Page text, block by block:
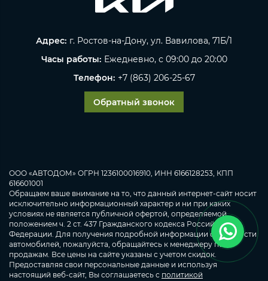
Адрес: г. Ростов-на-Дону, ул. Вавилова, 71Б/1
Часы работы: Ежедневно, с 09:00 до 20:00
Телефон: +7 (863) 206-25-67
Обратный звонок
ООО «АВТОДОМ» ОГРН 1236100016910, ИНН 6166128253, КПП
616601001
Обращаем ваше внимание на то, что данный интернет-сайт носит
исключительно информационный характер и ни при каких
условиях не является публичной офертой, определяемой
положением ч. 2 ст. 437 Гражданского кодекса Российской
Федерации. Для получения подробной информации о стоимости
автомобилей, пожалуйста, обращайтесь к менеджеру по
продажам. Все цены на сайте указаны с учетом скидок.
Предоставляя свои персональные данные и используя
настоящий веб-сайт, Вы соглашаетесь с политикой